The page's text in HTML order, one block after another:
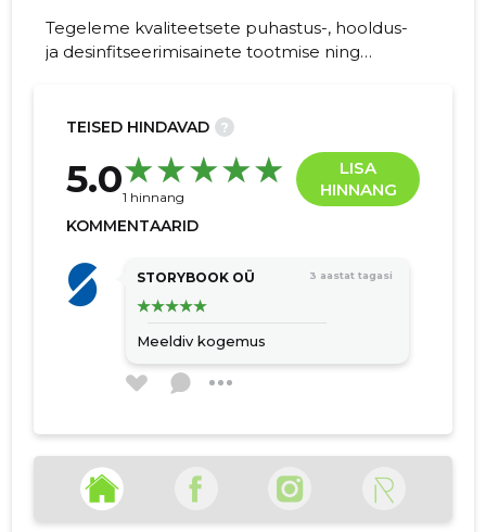
Tegeleme kvaliteetsete puhastus-, hooldus-
ja desinfitseerimisainete tootmise ning
TEISED HINDAVAD ?
5.01 hinnang
LISA
HINNANG
KOMMENTAARID
STORYBOOK OÜ 3 aastat tagasi
Meeldiv kogemus